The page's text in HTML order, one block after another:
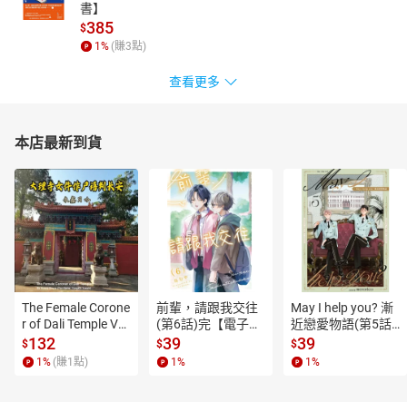
書】
$385
1 % (賺3點)
查看更多
本店最新到貨
The Female Corone
r of Dali Temple Vo
l.6【有聲書】
$132
1 % (賺1 點)
前輩，請跟我交往
(第6話)完【電子
書】
$39
1 %
May I help you? 漸
近戀愛物語(第5話)
【電子書】
$39
1 %